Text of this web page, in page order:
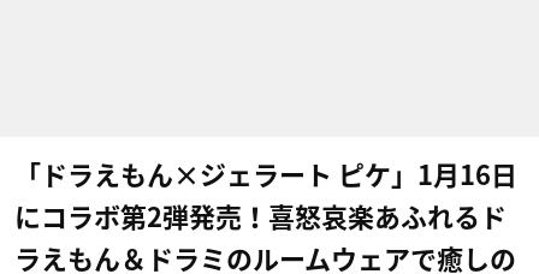
「ドラえもん×ジェラート ピケ」1月16日
にコラボ第2弾発売！喜怒哀楽あふれるド
ラえもん＆ドラミのルームウェアで癒しの